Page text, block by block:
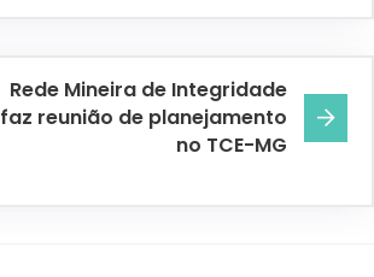
Rede Mineira de Integridade
faz reunião de planejamento
no TCE-MG